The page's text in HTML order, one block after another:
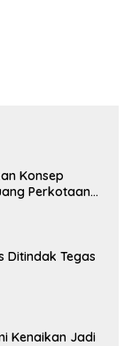
Konsep
Perkotaan
Ditindak Tegas
Kenaikan Jadi